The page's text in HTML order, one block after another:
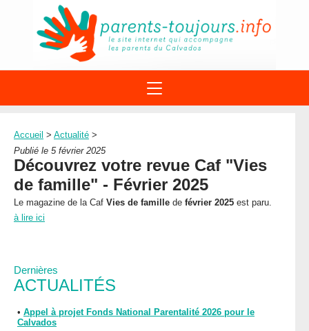
À PROPOS DU REAAP
1ÈRE VISITE
ACTUALITÉ
DISPOSITIFS PARENTALITÉ
SITES INTERNET
NUMÉROS VERTS
STRUCTURES
DOCUMENTS
FORMATIONS
Dernières
ACTUALITÉS
• Appel à projet Fonds National Parentalité 2026 pour le
Calvados
Accueil > Actualité >
Publié le 5 février 2025
Découvrez votre revue Caf "Vies
de famille" - Février 2025
Le magazine de la Caf Vies de famille de février 2025 est paru.
à lire ici